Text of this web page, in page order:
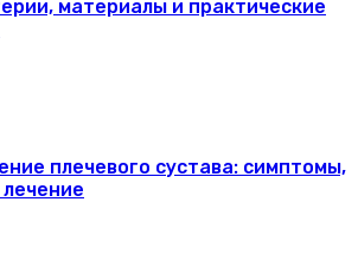
материалы и практические
плечевого сустава: симптомы,